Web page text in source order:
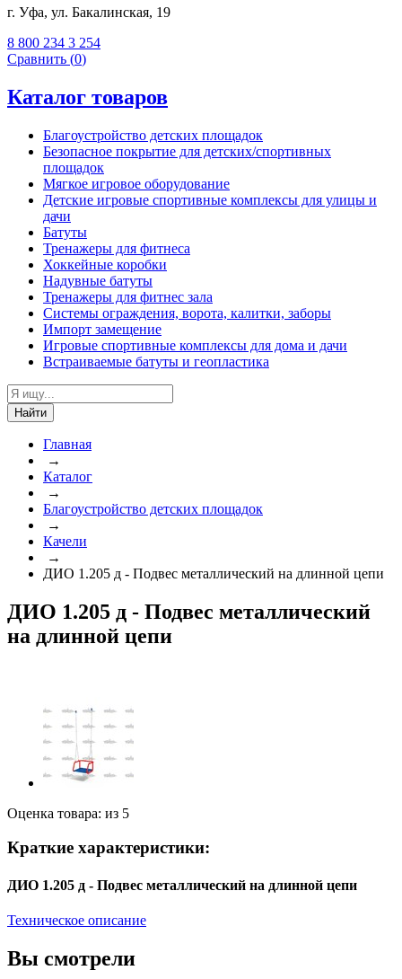
г. Уфа, ул. Бакалинская, 19
8 800 234 3 254
Сравнить (0)
Каталог товаров
Благоустройство детских площадок
Безопасное покрытие для детских/спортивных
площадок
Мягкое игровое оборудование
Детские игровые спортивные комплексы для улицы и
дачи
Батуты
Тренажеры для фитнеса
Хоккейные коробки
Надувные батуты
Тренажеры для фитнес зала
Системы ограждения, ворота, калитки, заборы
Импорт замещение
Игровые спортивные комплексы для дома и дачи
Встраиваемые батуты и геопластика
Найти
Главная
→
Каталог
→
Благоустройство детских площадок
→
Качели
→
ДИО 1.205 д - Подвес металлический на длинной цепи
ДИО 1.205 д - Подвес металлический
на длинной цепи
Оценка товара: из 5
Краткие характеристики:
ДИО 1.205 д - Подвес металлический на длинной цепи
Техническое описание
Вы смотрели